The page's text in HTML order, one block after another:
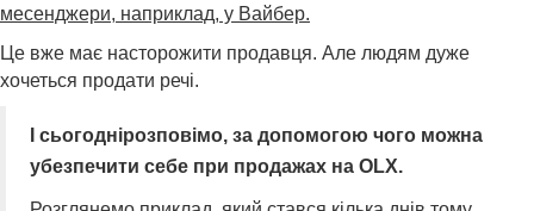
месенджери, наприклад, у Вайбер.
Це вже має насторожити продавця. Але людям дуже
хочеться продати речі.
І сьогоднірозповімо, за допомогою чого можна
убезпечити себе при продажах на OLX.